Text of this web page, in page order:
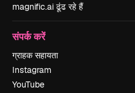
magnific.ai ढूंढ रहे हैं
संपर्क करें
ग्राहक सहायता
Instagram
YouTube